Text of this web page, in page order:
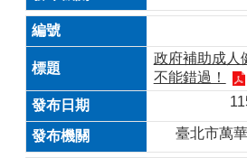
政府補助成人
不能錯過！
臺北市萬